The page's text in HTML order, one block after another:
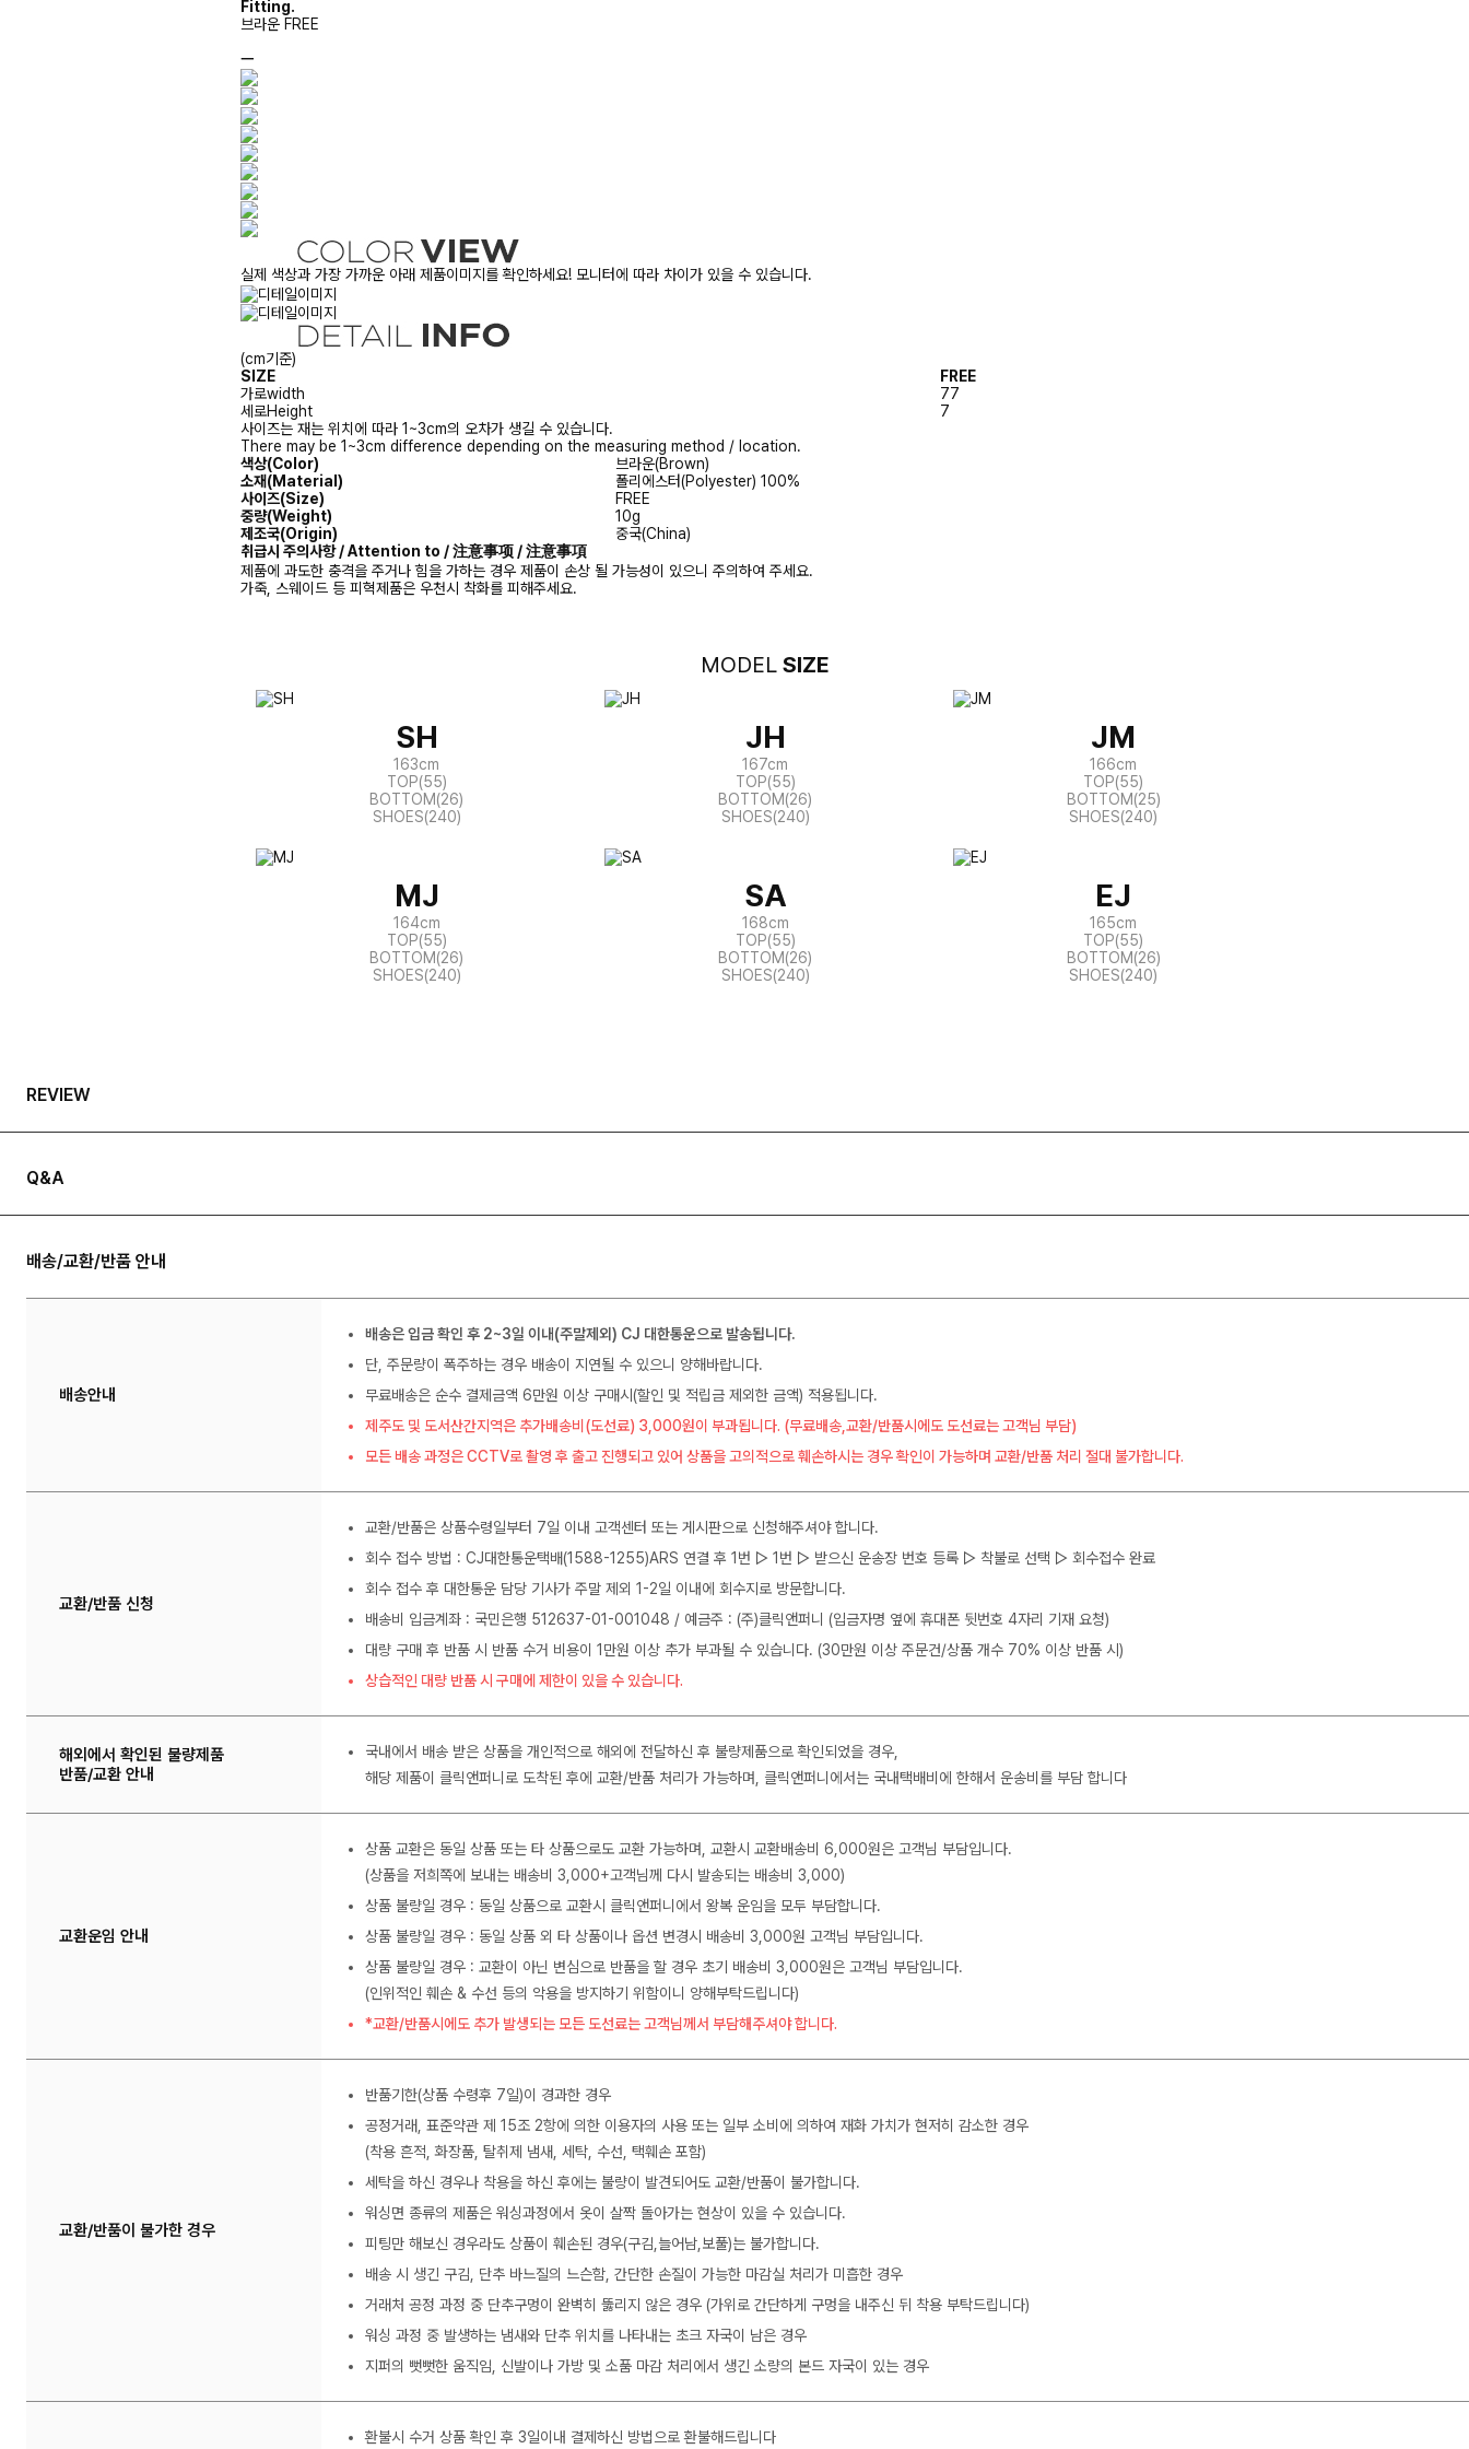
Fitting.
브라운 FREE
ㅡ
실제 색상과 가장 가까운 아래 제품이미지를 확인하세요! 모니터에 따라 차이가 있을 수 있습니다.
(cm기준)
SIZE
FREE
가로width
77
세로Height
7
사이즈는 재는 위치에 따라 1~3cm의 오차가 생길 수 있습니다.
There may be 1~3cm difference depending on the measuring method / location.
색상(Color)
브라운(Brown)
소재(Material)
폴리에스터(Polyester) 100%
사이즈(Size)
FREE
중량(Weight)
10g
제조국(Origin)
중국(China)
취급시 주의사항 / Attention to / 注意事项 / 注意事項
제품에 과도한 충격을 주거나 힘을 가하는 경우 제품이 손상 될 가능성이 있으니 주의하여 주세요.
가죽, 스웨이드 등 피혁제품은 우천시 착화를 피해주세요.
MODEL SIZE
SH
163cm
TOP(55)
BOTTOM(26)
SHOES(240)
JH
167cm
TOP(55)
BOTTOM(26)
SHOES(240)
JM
166cm
TOP(55)
BOTTOM(25)
SHOES(240)
MJ
164cm
TOP(55)
BOTTOM(26)
SHOES(240)
SA
168cm
TOP(55)
BOTTOM(26)
SHOES(240)
EJ
165cm
TOP(55)
BOTTOM(26)
SHOES(240)
REVIEW
Q&A
배송/교환/반품 안내
배송안내
배송은 입금 확인 후 2~3일 이내(주말제외) CJ 대한통운으로 발송됩니다.
단, 주문량이 폭주하는 경우 배송이 지연될 수 있으니 양해바랍니다.
무료배송은 순수 결제금액 6만원 이상 구매시(할인 및 적립금 제외한 금액) 적용됩니다.
제주도 및 도서산간지역은 추가배송비(도선료) 3,000원이 부과됩니다. (무료배송,교환/반품시에도 도선료는 고객님 부담)
모든 배송 과정은 CCTV로 촬영 후 출고 진행되고 있어 상품을 고의적으로 훼손하시는 경우 확인이 가능하며 교환/반품 처리 절대 불가합니다.
교환/반품 신청
교환/반품은 상품수령일부터 7일 이내 고객센터 또는 게시판으로 신청해주셔야 합니다.
회수 접수 방법 : CJ대한통운택배(1588-1255)ARS 연결 후 1번 ▷ 1번 ▷ 받으신 운송장 번호 등록 ▷ 착불로 선택 ▷ 회수접수 완료
회수 접수 후 대한통운 담당 기사가 주말 제외 1-2일 이내에 회수지로 방문합니다.
배송비 입금계좌 : 국민은행 512637-01-001048 / 예금주 : (주)클릭앤퍼니 (입금자명 옆에 휴대폰 뒷번호 4자리 기재 요청)
대량 구매 후 반품 시 반품 수거 비용이 1만원 이상 추가 부과될 수 있습니다. (30만원 이상 주문건/상품 개수 70% 이상 반품 시)
상습적인 대량 반품 시 구매에 제한이 있을 수 있습니다.
해외에서 확인된 불량제품
반품/교환 안내
국내에서 배송 받은 상품을 개인적으로 해외에 전달하신 후 불량제품으로 확인되었을 경우,
해당 제품이 클릭앤퍼니로 도착된 후에 교환/반품 처리가 가능하며, 클릭앤퍼니에서는 국내택배비에 한해서 운송비를 부담 합니다
교환운임 안내
상품 교환은 동일 상품 또는 타 상품으로도 교환 가능하며, 교환시 교환배송비 6,000원은 고객님 부담입니다.
(상품을 저희쪽에 보내는 배송비 3,000+고객님께 다시 발송되는 배송비 3,000)
상품 불량일 경우 : 동일 상품으로 교환시 클릭앤퍼니에서 왕복 운임을 모두 부담합니다.
상품 불량일 경우 : 동일 상품 외 타 상품이나 옵션 변경시 배송비 3,000원 고객님 부담입니다.
상품 불량일 경우 : 교환이 아닌 변심으로 반품을 할 경우 초기 배송비 3,000원은 고객님 부담입니다.
(인위적인 훼손 & 수선 등의 악용을 방지하기 위함이니 양해부탁드립니다)
*교환/반품시에도 추가 발생되는 모든 도선료는 고객님께서 부담해주셔야 합니다.
교환/반품이 불가한 경우
반품기한(상품 수령후 7일)이 경과한 경우
공정거래, 표준약관 제 15조 2항에 의한 이용자의 사용 또는 일부 소비에 의하여 재화 가치가 현저히 감소한 경우
(착용 흔적, 화장품, 탈취제 냄새, 세탁, 수선, 택훼손 포함)
세탁을 하신 경우나 착용을 하신 후에는 불량이 발견되어도 교환/반품이 불가합니다.
워싱면 종류의 제품은 워싱과정에서 옷이 살짝 돌아가는 현상이 있을 수 있습니다.
피팅만 해보신 경우라도 상품이 훼손된 경우(구김,늘어남,보풀)는 불가합니다.
배송 시 생긴 구김, 단추 바느질의 느슨함, 간단한 손질이 가능한 마감실 처리가 미흡한 경우
거래처 공정 과정 중 단추구멍이 완벽히 뚫리지 않은 경우 (가위로 간단하게 구멍을 내주신 뒤 착용 부탁드립니다)
워싱 과정 중 발생하는 냄새와 단추 위치를 나타내는 초크 자국이 남은 경우
지퍼의 뻣뻣한 움직임, 신발이나 가방 및 소품 마감 처리에서 생긴 소량의 본드 자국이 있는 경우
환불시 수거 상품 확인 후 3일이내 결제하신 방법으로 환불해드립니다